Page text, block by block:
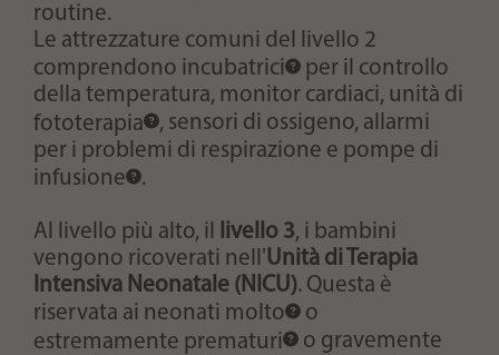
routine.
Le attrezzature comuni del livello 2
comprendono incubatrici
per il controllo
della temperatura, monitor cardiaci, unità di
fototerapia
, sensori di ossigeno, allarmi
per i problemi di respirazione e pompe di
infusione
.
Al livello più alto, il livello 3, i bambini
vengono ricoverati nell'Unità di Terapia
Intensiva Neonatale (NICU). Questa è
riservata ai neonati molto
o
estremamente prematuri
o gravemente